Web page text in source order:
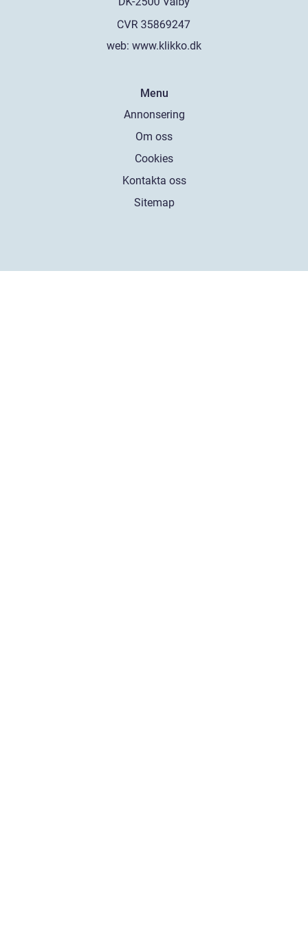
web: www.klikko.dk
Menu
Annonsering
Om oss
Cookies
Kontakta oss
Sitemap